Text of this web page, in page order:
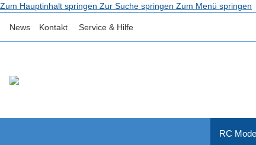
Zum Hauptinhalt springen Zur Suche springen Zum Menü springen
News Kontakt Service & Hilfe
RC